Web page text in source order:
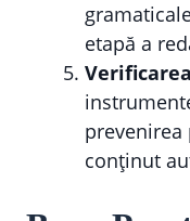
etapă a
conținut